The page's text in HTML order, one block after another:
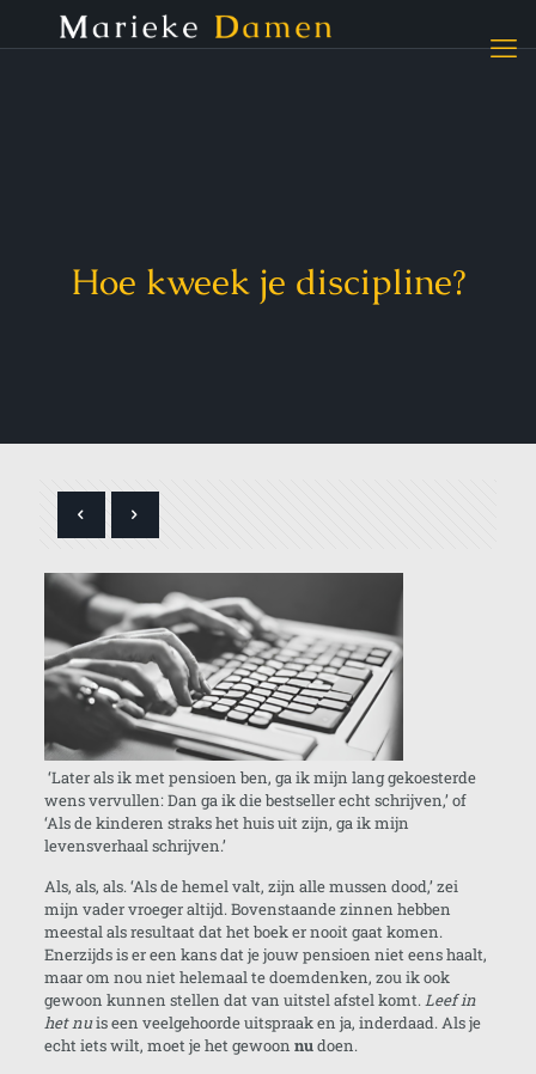
Hoe kweek je discipline?
‘Later als ik met pensioen ben, ga ik mijn lang gekoesterde
wens vervullen: Dan ga ik die bestseller echt schrijven,’ of
‘Als de kinderen straks het huis uit zijn, ga ik mijn
levensverhaal schrijven.’
Als, als, als. ‘Als de hemel valt, zijn alle mussen dood,’ zei
mijn vader vroeger altijd. Bovenstaande zinnen hebben
meestal als resultaat dat het boek er nooit gaat komen.
Enerzijds is er een kans dat je jouw pensioen niet eens haalt,
maar om nou niet helemaal te doemdenken, zou ik ook
gewoon kunnen stellen dat van uitstel afstel komt.Leef in
het nuis een veelgehoorde uitspraak en ja, inderdaad. Als je
echt iets wilt, moet je het gewoon nudoen.